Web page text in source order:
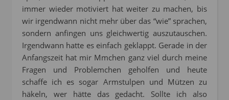
immer wieder motiviert hat weiter zu machen, bis
wir irgendwann nicht mehr über das “wie” sprachen,
sondern anfingen uns gleichwertig auszutauschen.
Irgendwann hatte es einfach geklappt. Gerade in der
Anfangszeit hat mir Mmchen ganz viel durch meine
Fragen und Problemchen geholfen und heute
schaffe ich es sogar Armstulpen und Mützen zu
häkeln, wer hätte das gedacht. Sollte ich also